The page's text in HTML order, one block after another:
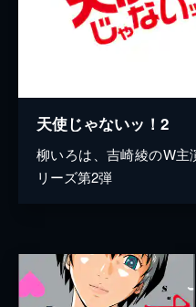
天使じゃないッ！2
柳いろは、吉崎綾のW
リーズ第2弾